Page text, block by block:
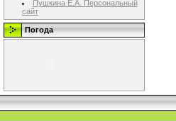
Пушкина Е.А. Персональный
сайт
Погода